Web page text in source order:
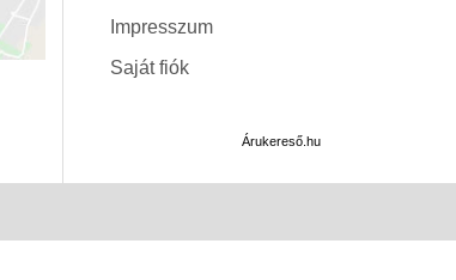
Impresszum
Saját fiók
Árukereső.hu